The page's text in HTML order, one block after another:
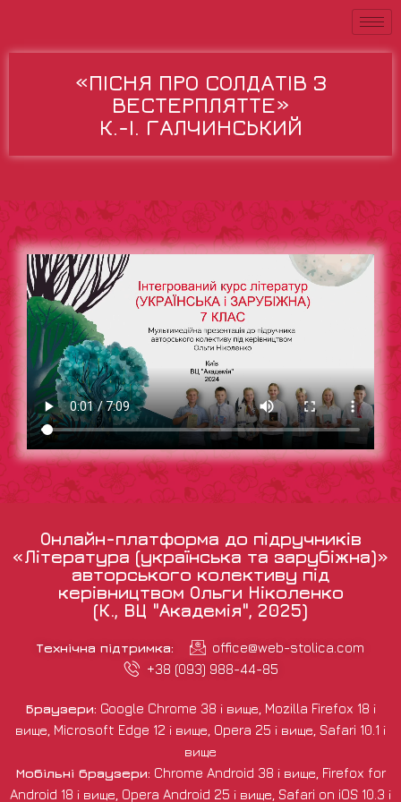
«ПІСНЯ ПРО СОЛДАТІВ З
ВЕСТЕРПЛЯТТЕ»
К.-І. ГАЛЧИНСЬКИЙ
Онлайн-платформа до підручників
«Література (українська та зарубіжна)»
авторського колективу під
керівництвом Ольги Ніколенко
(К., ВЦ "Академія", 2025)
Технічна підтримка:
office@web-stolica.com
+38 (093) 988-44-85
Браузери: Google Chrome 38 і вище, Mozilla Firefox 18 і
вище, Microsoft Edge 12 і вище, Opera 25 і вище, Safari 10.1 і
вище
Мобільні браузери: Chrome Android 38 і вище, Firefox for
Android 18 і вище, Opera Android 25 і вище, Safari on iOS 10.3 і